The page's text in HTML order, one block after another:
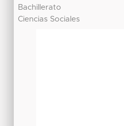
Bachillerato
Ciencias Sociales